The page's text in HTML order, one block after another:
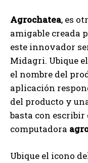
Agrochatea, es
amigable creada
este innovador
Midagri. Ubique
el nombre del
aplicación
del producto y
basta con escribir
computadora
Ubique el icono